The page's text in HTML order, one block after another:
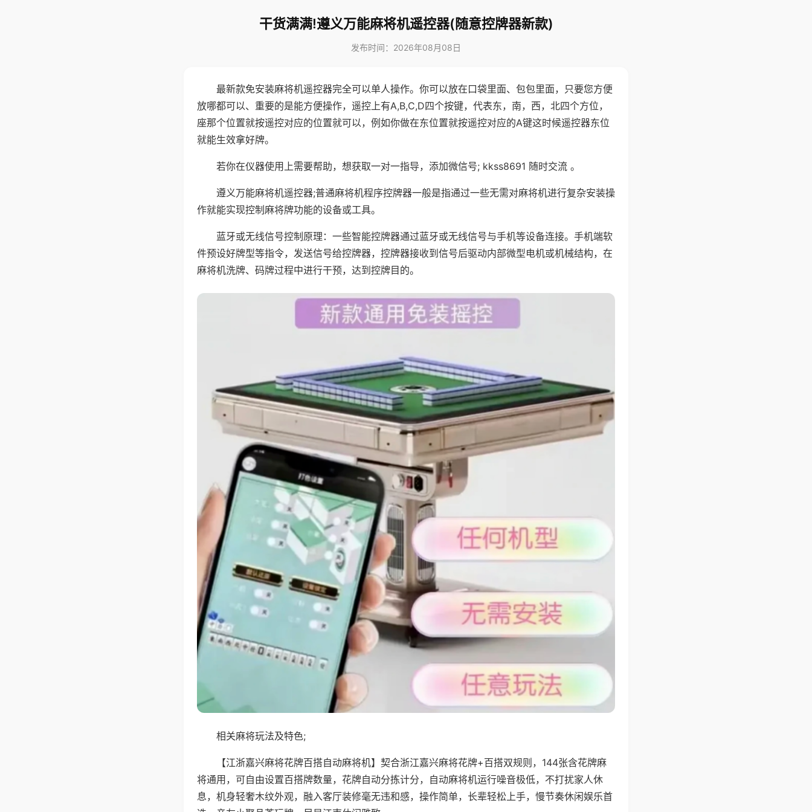
干货满满!遵义万能麻将机遥控器(随意控牌器新款)
发布时间：2026年08月08日
最新款免安装麻将机遥控器完全可以单人操作。你可以放在口袋里面、包包里面，只要您方便
放哪都可以、重要的是能方便操作，遥控上有A,B,C,D四个按键，代表东，南，西，北四个方位，
座那个位置就按遥控对应的位置就可以，例如你做在东位置就按遥控对应的A键这时候遥控器东位
就能生效拿好牌。
若你在仪器使用上需要帮助，想获取一对一指导，添加微信号; kkss8691 随时交流 。
遵义万能麻将机遥控器;普通麻将机程序控牌器一般是指通过一些无需对麻将机进行复杂安装操
作就能实现控制麻将牌功能的设备或工具。
蓝牙或无线信号控制原理：一些智能控牌器通过蓝牙或无线信号与手机等设备连接。手机端软
件预设好牌型等指令，发送信号给控牌器，控牌器接收到信号后驱动内部微型电机或机械结构，在
麻将机洗牌、码牌过程中进行干预，达到控牌目的。
相关麻将玩法及特色;
【江浙嘉兴麻将花牌百搭自动麻将机】契合浙江嘉兴麻将花牌+百搭双规则，144张含花牌麻
将通用，可自由设置百搭牌数量，花牌自动分拣计分，自动麻将机运行噪音极低，不打扰家人休
息，机身轻奢木纹外观，融入客厅装修毫无违和感，操作简单，长辈轻松上手，慢节奏休闲娱乐首